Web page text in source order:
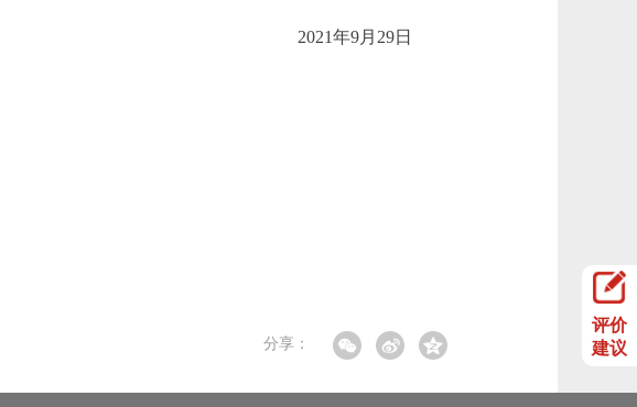
2021年9月29日
分享：
评价
建议